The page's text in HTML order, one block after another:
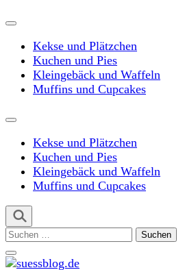
Kekse und Plätzchen
Kuchen und Pies
Kleingebäck und Waffeln
Muffins und Cupcakes
Kekse und Plätzchen
Kuchen und Pies
Kleingebäck und Waffeln
Muffins und Cupcakes
Suchen